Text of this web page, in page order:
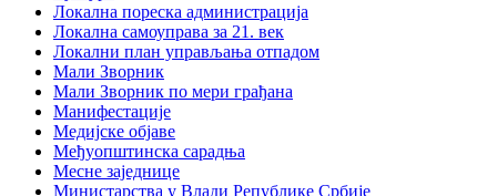
Локална пореска администрација
Локална самоуправа за 21. век
Локални план управљања отпадом
Мали Зворник
Мали Зворник по мери грађана
Манифестације
Медијске објаве
Међуопштинска сарадња
Месне заједнице
Министарства у Влади Републике Србије